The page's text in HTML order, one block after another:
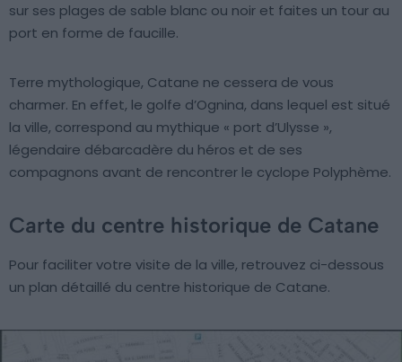
sur ses plages de sable blanc ou noir et faites un tour au
port en forme de faucille.
Terre mythologique, Catane ne cessera de vous
charmer. En effet, le golfe d’Ognina, dans lequel est situé
la ville, correspond au mythique « port d’Ulysse »,
légendaire débarcadère du héros et de ses
compagnons avant de rencontrer le cyclope Polyphème.
Carte du centre historique de Catane
Pour faciliter votre visite de la ville, retrouvez ci-dessous
un plan détaillé du centre historique de Catane.